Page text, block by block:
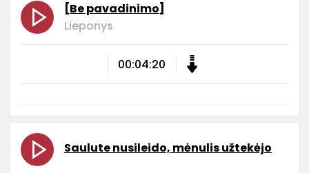
[Be pavadinimo]
Lieponys
00:04:20
Saulute nusileido, mėnulis užtekėjo